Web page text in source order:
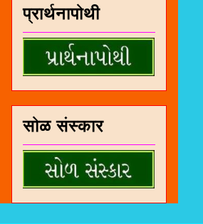
प्रार्थनापोथी
सोळ संस्कार